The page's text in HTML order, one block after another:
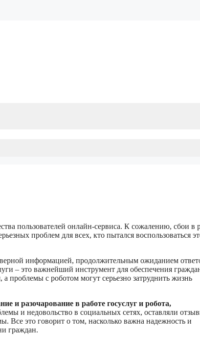
пользователей онлайн-сервиса. К сожалению, сбои в
проблем для всех, кто пытался воспользоваться
информацией, продолжительным ожиданием
– это важнейший инструмент для обеспечения
проблемы с роботом могут серьезно затруднить жизнь
и разочарование в работе госуслуг и робота,
и недовольство в социальных сетях, оставляли
это говорит о том, насколько важна надежность и
граждан.